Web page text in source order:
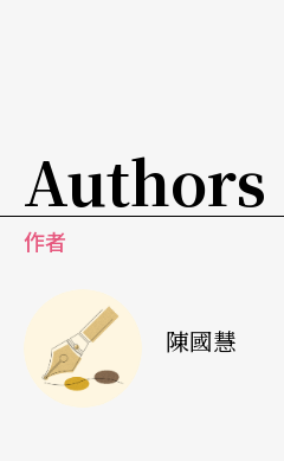
Authors
作者
陳國慧